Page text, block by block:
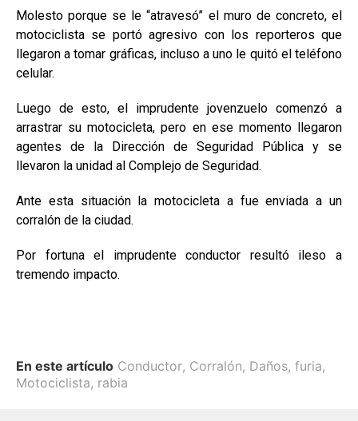
Molesto porque se le “atravesó” el muro de concreto, el
motociclista se portó agresivo con los reporteros que
llegaron a tomar gráficas, incluso a uno le quitó el teléfono
celular.
Luego de esto, el imprudente jovenzuelo comenzó a
arrastrar su motocicleta, pero en ese momento llegaron
agentes de la Dirección de Seguridad Pública y se
llevaron la unidad al Complejo de Seguridad.
Ante esta situación la motocicleta a fue enviada a un
corralón de la ciudad.
Por fortuna el imprudente conductor resultó ileso a
tremendo impacto.
En este artículo Conductor, Corralón, Daños, furia,
Motociclista, rabia